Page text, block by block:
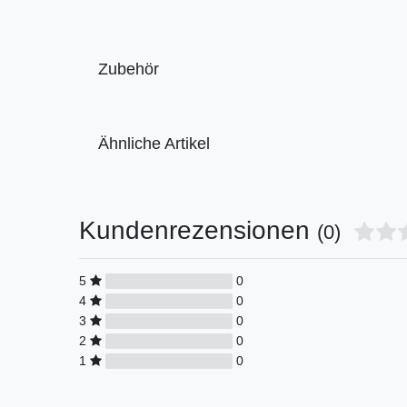
Zubehör
Ähnliche Artikel
Kundenrezensionen (0)
5
0
4
0
3
0
2
0
1
0